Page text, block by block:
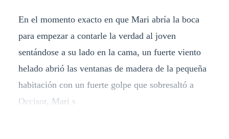
En el momento exacto en que Mari abría la boca
para empezar a contarle la verdad al joven
sentándose a su lado en la cama, un fuerte viento
helado abrió las ventanas de madera de la pequeña
habitación con un fuerte golpe que sobresaltó a
Occisor, Mari s